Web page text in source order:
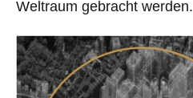
Weltraum gebracht werden.